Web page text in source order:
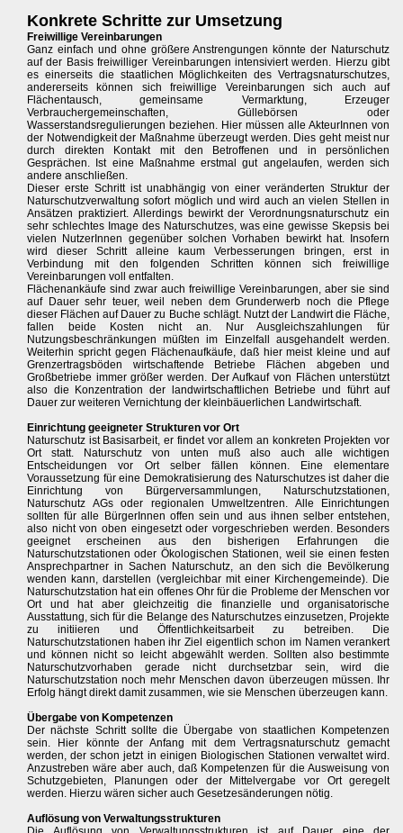
Konkrete Schritte zur Umsetzung
Freiwillige Vereinbarungen
Ganz einfach und ohne größere Anstrengungen könnte der Naturschutz
auf der Basis freiwilliger Vereinbarungen intensiviert werden. Hierzu gibt
es einerseits die staatlichen Möglichkeiten des Vertragsnaturschutzes,
andererseits können sich freiwillige Vereinbarungen sich auch auf
Flächentausch, gemeinsame Vermarktung, Erzeuger
Verbrauchergemeinschaften, Güllebörsen oder
Wasserstandsregulierungen beziehen. Hier müssen alle AkteurInnen von
der Notwendigkeit der Maßnahme überzeugt werden. Dies geht meist nur
durch direkten Kontakt mit den Betroffenen und in persönlichen
Gesprächen. Ist eine Maßnahme erstmal gut angelaufen, werden sich
andere anschließen.
Dieser erste Schritt ist unabhängig von einer veränderten Struktur der
Naturschutzverwaltung sofort möglich und wird auch an vielen Stellen in
Ansätzen praktiziert. Allerdings bewirkt der Verordnungsnaturschutz ein
sehr schlechtes Image des Naturschutzes, was eine gewisse Skepsis bei
vielen NutzerInnen gegenüber solchen Vorhaben bewirkt hat. Insofern
wird dieser Schritt alleine kaum Verbesserungen bringen, erst in
Verbindung mit den folgenden Schritten können sich freiwillige
Vereinbarungen voll entfalten.
Flächenankäufe sind zwar auch freiwillige Vereinbarungen, aber sie sind
auf Dauer sehr teuer, weil neben dem Grunderwerb noch die Pflege
dieser Flächen auf Dauer zu Buche schlägt. Nutzt der Landwirt die Fläche,
fallen beide Kosten nicht an. Nur Ausgleichszahlungen für
Nutzungsbeschränkungen müßten im Einzelfall ausgehandelt werden.
Weiterhin spricht gegen Flächenaufkäufe, daß hier meist kleine und auf
Grenzertragsböden wirtschaftende Betriebe Flächen abgeben und
Großbetriebe immer größer werden. Der Aufkauf von Flächen unterstützt
also die Konzentration der landwirtschaftlichen Betriebe und führt auf
Dauer zur weiteren Vernichtung der kleinbäuerlichen Landwirtschaft.
Einrichtung geeigneter Strukturen vor Ort
Naturschutz ist Basisarbeit, er findet vor allem an konkreten Projekten vor
Ort statt. Naturschutz von unten muß also auch alle wichtigen
Entscheidungen vor Ort selber fällen können. Eine elementare
Voraussetzung für eine Demokratisierung des Naturschutzes ist daher die
Einrichtung von Bürgerversammlungen, Naturschutzstationen,
Naturschutz AGs oder regionalen Umweltzentren. Alle Einrichtungen
sollten für alle BürgerInnen offen sein und aus ihnen selber entstehen,
also nicht von oben eingesetzt oder vorgeschrieben werden. Besonders
geeignet erscheinen aus den bisherigen Erfahrungen die
Naturschutzstationen oder Ökologischen Stationen, weil sie einen festen
Ansprechpartner in Sachen Naturschutz, an den sich die Bevölkerung
wenden kann, darstellen (vergleichbar mit einer Kirchengemeinde). Die
Naturschutzstation hat ein offenes Ohr für die Probleme der Menschen vor
Ort und hat aber gleichzeitig die finanzielle und organisatorische
Ausstattung, sich für die Belange des Naturschutzes einzusetzen, Projekte
zu initiieren und Öffentlichkeitsarbeit zu betreiben. Die
Naturschutzstationen haben ihr Ziel eigentlich schon im Namen verankert
und können nicht so leicht abgewählt werden. Sollten also bestimmte
Naturschutzvorhaben gerade nicht durchsetzbar sein, wird die
Naturschutzstation noch mehr Menschen davon überzeugen müssen. Ihr
Erfolg hängt direkt damit zusammen, wie sie Menschen überzeugen kann.
Übergabe von Kompetenzen
Der nächste Schritt sollte die Übergabe von staatlichen Kompetenzen
sein. Hier könnte der Anfang mit dem Vertragsnaturschutz gemacht
werden, der schon jetzt in einigen Biologischen Stationen verwaltet wird.
Anzustreben wäre aber auch, daß Kompetenzen für die Ausweisung von
Schutzgebieten, Planungen oder der Mittelvergabe vor Ort geregelt
werden. Hierzu wären sicher auch Gesetzesänderungen nötig.
Auflösung von Verwaltungsstrukturen